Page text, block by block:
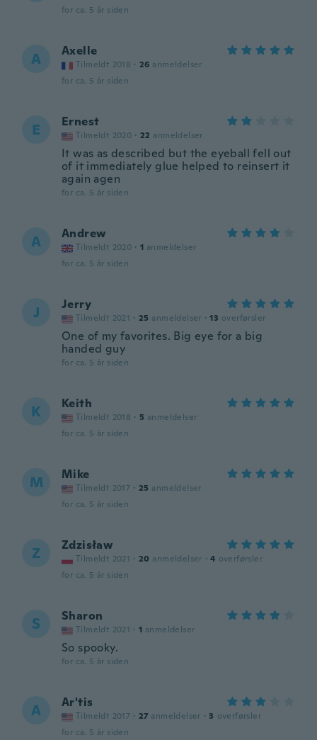
for ca. 5 år siden
A Axelle
Tilmeldt 2018 · 26 anmeldelser
for ca. 5 år siden
E Ernest
Tilmeldt 2020 · 22 anmeldelser
It was as described but the eyeball fell out
of it immediately glue helped to reinsert it
again agen
for ca. 5 år siden
A Andrew
Tilmeldt 2020 · 1 anmeldelser
for ca. 5 år siden
J Jerry
Tilmeldt 2021 · 25 anmeldelser · 13 overførsler
One of my favorites. Big eye for a big
handed guy
for ca. 5 år siden
K Keith
Tilmeldt 2018 · 5 anmeldelser
for ca. 5 år siden
M Mike
Tilmeldt 2017 · 25 anmeldelser
for ca. 5 år siden
Z Zdzisław
Tilmeldt 2021 · 20 anmeldelser · 4 overførsler
for ca. 5 år siden
S Sharon
Tilmeldt 2021 · 1 anmeldelser
So spooky.
for ca. 5 år siden
A Ar'tis
Tilmeldt 2017 · 27 anmeldelser · 3 overførsler
for ca. 5 år siden